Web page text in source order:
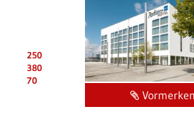
250
380
70
Vormerken